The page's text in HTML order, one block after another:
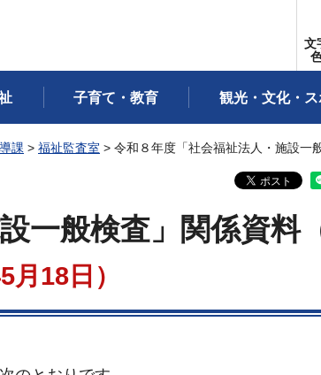
文
子育て・教育 観光・文化・ス
課 > 福祉監査室 > 令和８年度「社会福祉法人・施設一
一般検査」関係資料
月18日）